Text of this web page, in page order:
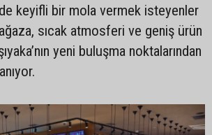
keyifli bir mola vermek isteyenler
sıcak atmosferi ve geniş ürün
yeni buluşma noktalarından